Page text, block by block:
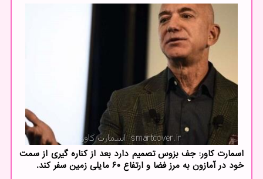
اسمارت کاور: جف بزوس تصمیم دارد بعد از کناره گیری از سمت
خود در آمازون به مرز فضا و ارتفاع ۶۰ مایلی زمین سفر کند.